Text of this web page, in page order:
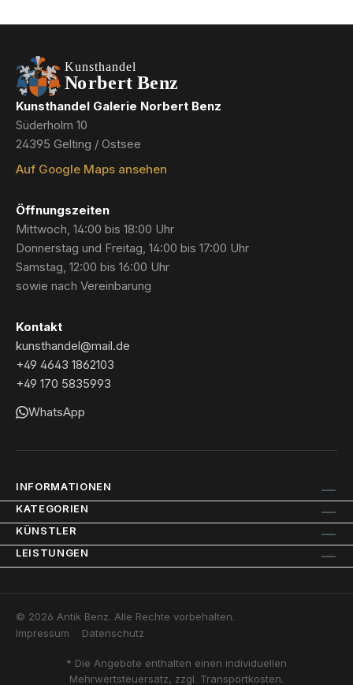
Kunsthandel Galerie Norbert Benz
Süderholm 10
24395 Gelting / Ostsee
Auf Google Maps ansehen
Öffnungszeiten
Mittwoch, 14:00 bis 18:00 Uhr
Donnerstag und Freitag, 14:00 bis 17:00 Uhr
Samstag, 12:00 bis 16:00 Uhr
sowie nach Vereinbarung
Kontakt
kunsthandel@mail.de
+49 4643 1862103
+49 170 5835993
WhatsApp
INFORMATIONEN
KATEGORIEN
KÜNSTLER
LEISTUNGEN
© 2026 Antik Benz. Alle Rechte vorbehalten.
Impressum
Datenschutz
* Die Angebote enthalten einen individuellen
Mehrwertsteuersatz, zzgl. Transportkosten.